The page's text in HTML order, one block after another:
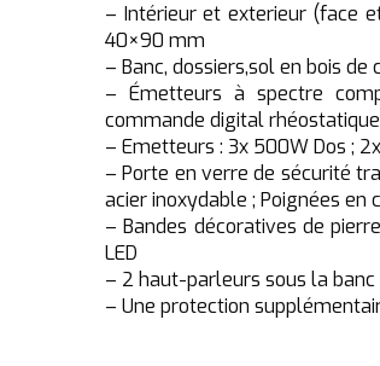
– Intérieur et exterieur (face
40×90 mm
– Banc, dossiers,sol en bois de
– Émetteurs à spectre
commande digital rhéostatique
– Emetteurs : 3x 500W Dos ;
– Porte en verre de sécurité
acier inoxydable ; Poignées en
– Bandes décoratives de
LED
– 2 haut-parleurs sous la banc
– Une protection